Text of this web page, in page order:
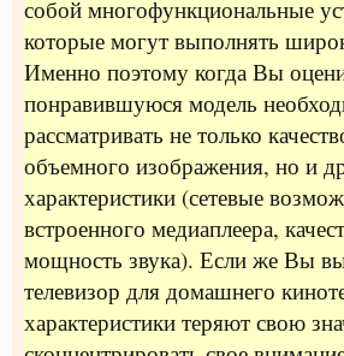
собой многофункциональные
которые могут выполнять
Именно поэтому когда Вы
понравившуюся модель
рассматривать не только
объемного изображения, но и
характеристики (сетевые
встроенного медиаплеера,
мощность звука). Если же Вы
телевизор для домашнего
характеристики теряют свою